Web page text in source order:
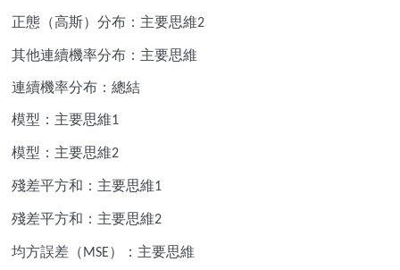
正態（高斯）分布：主要思維2
其他連續機率分布：主要思維
連續機率分布：總結
模型：主要思維1
模型：主要思維2
殘差平方和：主要思維1
殘差平方和：主要思維2
均方誤差（ MSE）：主要思維